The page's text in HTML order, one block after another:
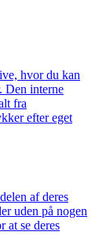
hvor du kan
Den interne
fra
efter eget
af deres
uden på nogen
at se deres